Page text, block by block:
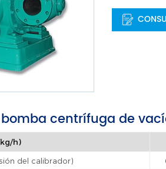
centrífuga de
h)
del calibrador)